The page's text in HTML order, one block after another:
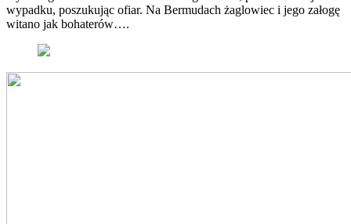
wypadku, poszukując ofiar. Na Bermudach żaglowiec i jego załogę
witano jak bohaterów….